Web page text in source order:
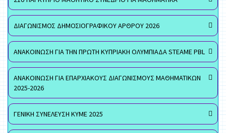
ΔΙΑΓΩΝΙΣΜΟΣ ΔΗΜΟΣΙΟΓΡΑΦΙΚΟΥ ΑΡΘΡΟΥ 2026
ΑΝΑΚΟΙΝΩΣΗ ΓΙΑ ΤΗΝ ΠΡΩΤΗ ΚΥΠΡΙΑΚΗ ΟΛΥΜΠΙΑΔΑ STEAME PBL
ΑΝΑΚΟΙΝΩΣΗ ΓΙΑ ΕΠΑΡΧΙΑΚΟΥΣ ΔΙΑΓΩΝΙΣΜΟΥΣ ΜΑΘΗΜΑΤΙΚΩΝ
2025-2026
ΓΕΝΙΚΗ ΣΥΝΕΛΕΥΣΗ ΚΥΜΕ 2025